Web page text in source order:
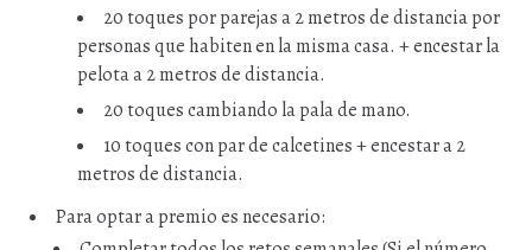
20 toques por parejas a 2 metros de distancia por
personas que habiten en la misma casa. + encestar la
pelota a 2 metros de distancia.
20 toques cambiando la pala de mano.
10 toques con par de calcetines + encestar a 2
metros de distancia.
Para optar a premio es necesario: